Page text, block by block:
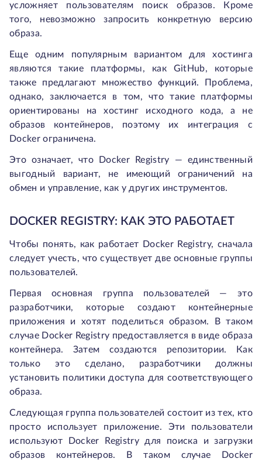
усложняет пользователям поиск образов. Кроме
того, невозможно запросить конкретную версию
образа.
Еще одним популярным вариантом для хостинга
являются такие платформы, как GitHub, которые
также предлагают множество функций. Проблема,
однако, заключается в том, что такие платформы
ориентированы на хостинг исходного кода, а не
образов контейнеров, поэтому их интеграция с
Docker ограничена.
Это означает, что Docker Registry — единственный
выгодный вариант, не имеющий ограничений на
обмен и управление, как у других инструментов.
DOCKER REGISTRY: КАК ЭТО РАБОТАЕТ
Чтобы понять, как работает Docker Registry, сначала
следует учесть, что существует две основные группы
пользователей.
Первая основная группа пользователей — это
разработчики, которые создают контейнерные
приложения и хотят поделиться образом. В таком
случае Docker Registry предоставляется в виде образа
контейнера. Затем создаются репозитории. Как
только это сделано, разработчики должны
установить политики доступа для соответствующего
образа.
Следующая группа пользователей состоит из тех, кто
просто использует приложение. Эти пользователи
используют Docker Registry для поиска и загрузки
образов контейнеров. В таком случае Docker